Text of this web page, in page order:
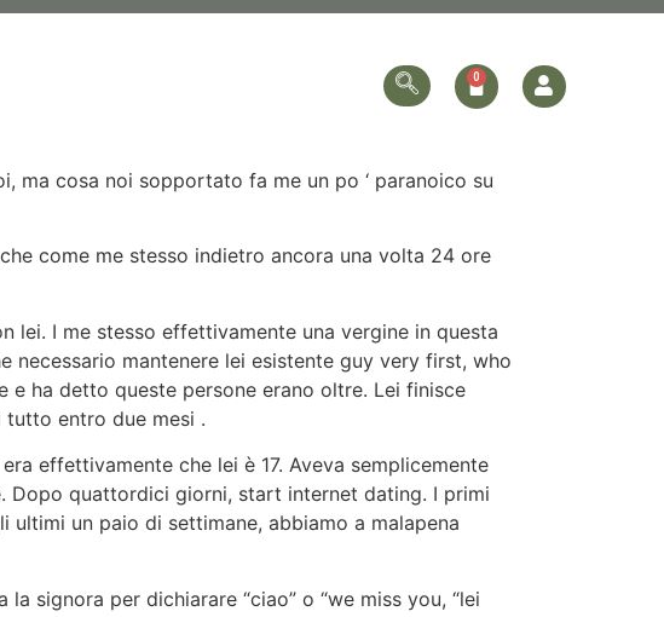
ma cosa noi sopportato fa me un po ‘ paranoico su
come me stesso indietro ancora una volta 24 ore
lei. I me stesso effettivamente una vergine in questa
mantenere lei esistente guy very first, who
e ha detto queste persone erano oltre. Lei finisce
tutto entro due mesi .
effettivamente che lei è 17. Aveva semplicemente
Dopo quattordici giorni, start internet dating. I primi
un paio di settimane, abbiamo a malapena
signora per dichiarare “ciao” o “we miss you, “lei